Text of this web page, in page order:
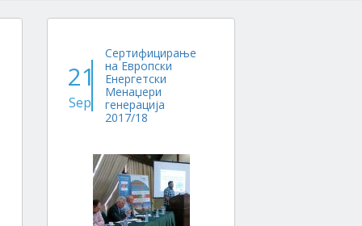
21
Sep
Сертифицирање
на Европски
Енергетски
Менаџери
генерација
2017/18